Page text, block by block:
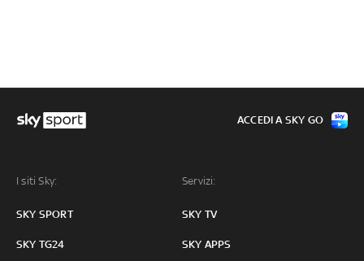
I siti Sky:
SKY SPORT
SKY TG24
Servizi:
SKY TV
SKY APPS
ACCEDI A SKY GO